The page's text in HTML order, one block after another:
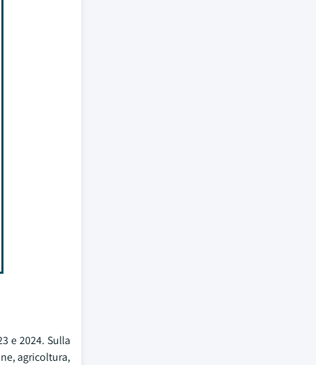
e 2024. Sulla
agricoltura,